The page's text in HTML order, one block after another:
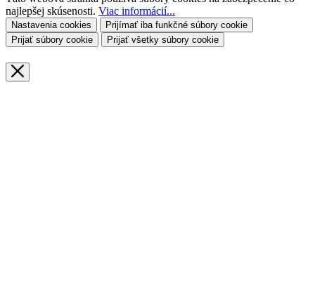
najlepšej skúsenosti. Viac informácií...
Nastavenia cookies
Prijímať iba funkčné súbory cookie
Prijať súbory cookie
Prijať všetky súbory cookie